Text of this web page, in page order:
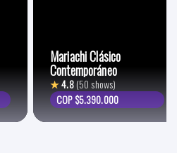
Mariachi Clásico
Contemporáneo
★4.8(50 shows)
COP $5.390.000